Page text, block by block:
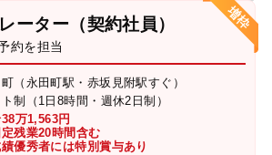
ーター（契約社員）
約を担当
（永田町駅・赤坂見附駅すぐ）
制（1日8時間・週休2日制）
38万1,563円
残業20時間含む
優秀者には特別賞与あり